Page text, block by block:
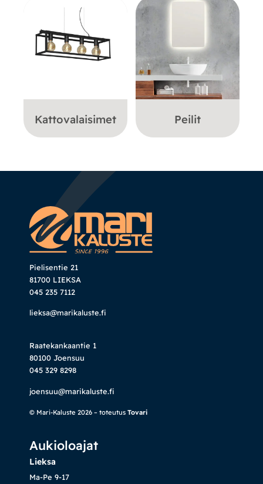
Kattovalaisimet Peilit
Pielisentie 21
81700 LIEKSA
045 235 7112
lieksa@marikaluste.fi
Raatekankaantie 1
80100 Joensuu
045 329 8298
joensuu@marikaluste.fi
© Mari-Kaluste 2026 – toteutus Tovari
Aukioloajat
Lieksa
Ma-Pe 9-17